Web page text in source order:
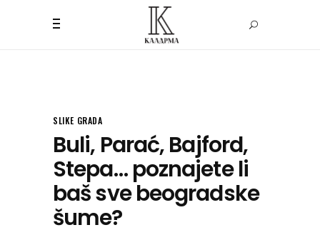
SLIKE GRADA
Buli, Parać, Bajford,
Stepa… poznajete li
baš sve beogradske
šume?